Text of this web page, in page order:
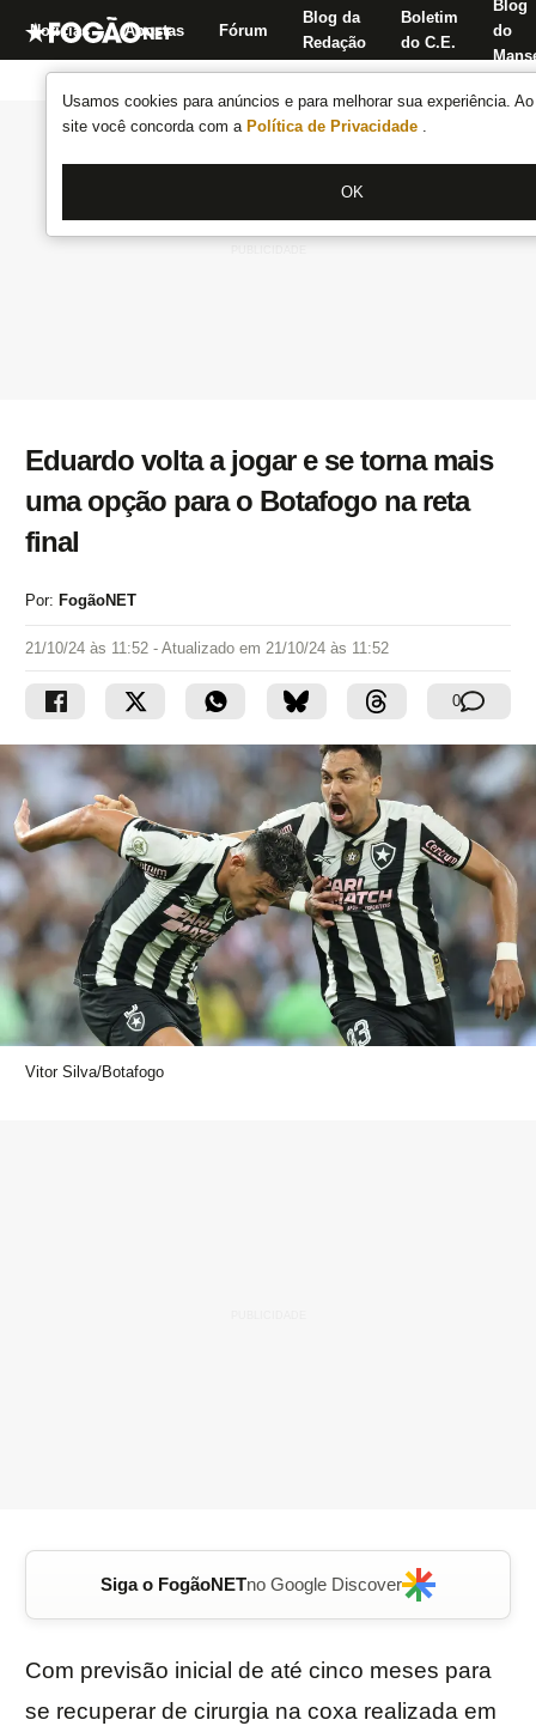
Usamos cookies para anúncios e para melhorar sua experiência.
site você concorda com a Política de Privacidade .
OK
Notícias Apostas Fórum
Blog da
Redação
Boletim
do C.E.
Blog
do
Eduardo volta a jogar e se torna mais
uma opção para o Botafogo na reta
final
Por: FogãoNET
21/10/24 às 11:52 - Atualizado em 21/10/24 às 11:52
0
Vitor Silva/Botafogo
Siga o FogãoNETno Google Discover
Com previsão inicial de até cinco meses para
se recuperar de cirurgia na coxa realizada em